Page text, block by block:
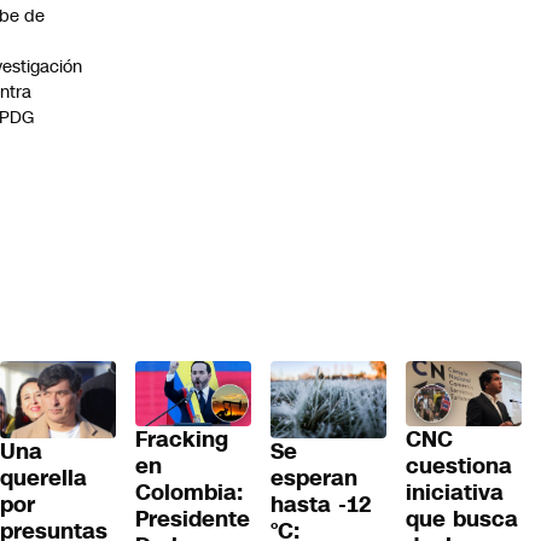
de
Una
querella
por
presuntas
Fracking
en
Colombia:
Presidente
Se
esperan
hasta -12
°C:
CNC
cuestiona
iniciativa
que busca